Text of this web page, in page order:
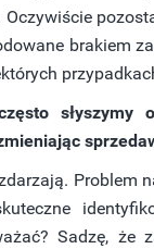
brakiem
słyszymy
Problem
Sadzę, że